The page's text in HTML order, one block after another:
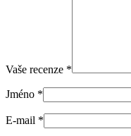
Vaše recenze *
Jméno *
E-mail *